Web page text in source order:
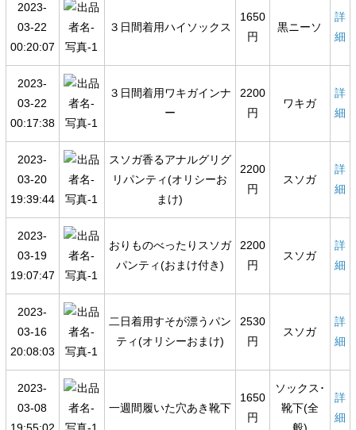
2023-
03-22
00:20:07
３日間着用ハイソックス
1650
円
黒ニーソ
詳
細
2023-
03-22
00:17:38
３日間着用ワキガインナ
ー
2200
円
ワキガ
詳
細
2023-
03-20
19:39:44
スソガ香るアナルグリグ
リパンティ(オリシーお
まけ)
2200
円
スソガ
詳
細
2023-
03-19
19:07:47
おりものべったりスソガ
パンティ(おまけ付き)
2200
円
スソガ
詳
細
2023-
03-16
20:08:03
二日着用すそが漂うパン
ティ(オリシーおまけ)
2530
円
スソガ
詳
細
2023-
03-08
一週間履いた穴あき靴下
1650
円
ソックス･
靴下(全
詳
細